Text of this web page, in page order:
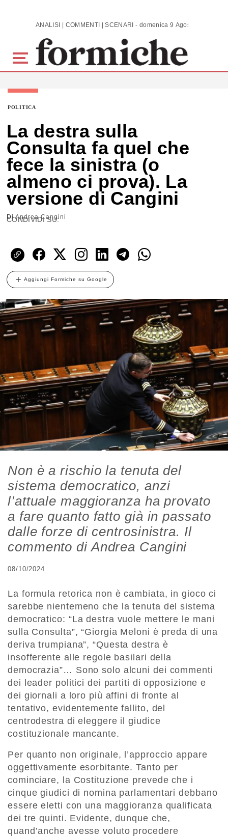
Skip to main content ANALISI | COMMENTI | SCENARI - domenica 9 Agosto 2026
POLITICA
La destra sulla
Consulta fa quel che
fece la sinistra (o
almeno ci prova). La
versione di Cangini
DiAndrea Cangini
CONDIVIDI SU:
Aggiungi Formiche su Google
Non è a rischio la tenuta del
sistema democratico, anzi
l’attuale maggioranza ha provato
a fare quanto fatto già in passato
dalle forze di centrosinistra. Il
commento di Andrea Cangini
08/10/2024
La formula retorica non è cambiata, in gioco ci
sarebbe nientemeno che la tenuta del sistema
democratico: “La destra vuole mettere le mani
sulla Consulta”, “Giorgia Meloni è preda di una
deriva trumpiana”, “Questa destra è
insofferente alle regole basilari della
democrazia”… Sono solo alcuni dei commenti
dei leader politici dei partiti di opposizione e
dei giornali a loro più affini di fronte al
tentativo, evidentemente fallito, del
centrodestra di eleggere il giudice
costituzionale mancante.
Per quanto non originale, l’approccio appare
oggettivamente esorbitante. Tanto per
cominciare, la Costituzione prevede che i
cinque giudici di nomina parlamentari debbano
essere eletti con una maggioranza qualificata
dei tre quinti. Evidente, dunque che,
quand’anche avesse voluto procedere